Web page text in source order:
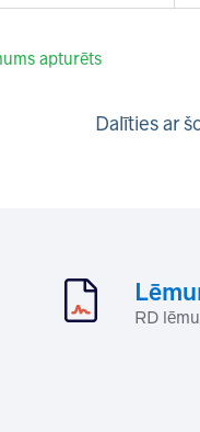
apturēts
Dalīties ar
RD